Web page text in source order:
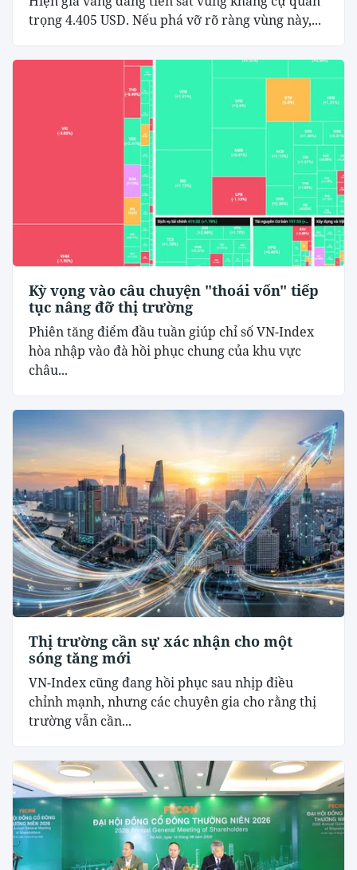
trọng 4.405 USD. Nếu phá vỡ rõ ràng vùng này,...
Kỳ vọng vào câu chuyện "thoái vốn" tiếp
tục nâng đỡ thị trường
Phiên tăng điểm đầu tuần giúp chỉ số VN-Index
hòa nhập vào đà hồi phục chung của khu vực
châu...
Thị trường cần sự xác nhận cho một
sóng tăng mới
VN-Index cũng đang hồi phục sau nhịp điều
chỉnh mạnh, nhưng các chuyên gia cho rằng thị
trường vẫn cần...